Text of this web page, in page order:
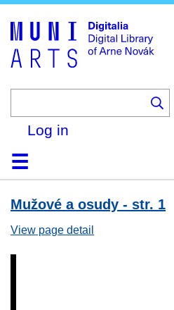
Log in
HomeBrowse
Search
About
HelpContactDigitalia
Mužové a osudy - str. 1
View page detail